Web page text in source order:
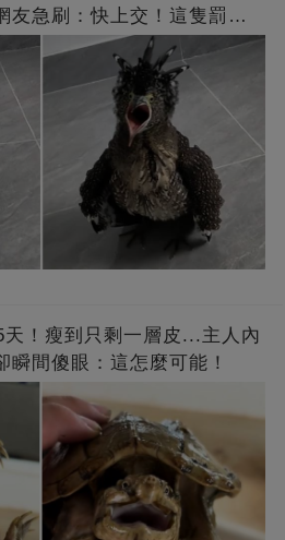
友急刷：快上交！這隻罰很
！瘦到只剩一層皮...主人內
間傻眼：這怎麼可能！